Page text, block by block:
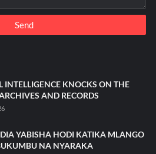
INTELLIGENCE KNOCKS ON THE
AND RECORDS
YABISHA HODI KATIKA MLANGO
NA NYARAKA